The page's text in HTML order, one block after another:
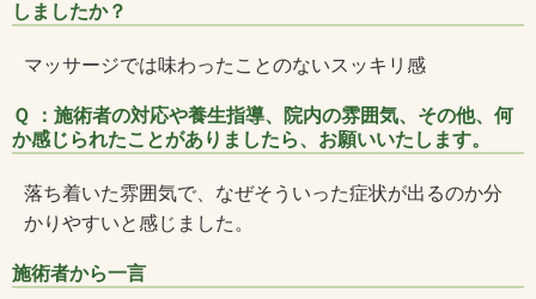
しましたか？
マッサージでは味わったことのないスッキリ感
Ｑ ：施術者の対応や養生指導、院内の雰囲気、その他、何
か感じられたことがありましたら、お願いいたします。
落ち着いた雰囲気で、なぜそういった症状が出るのか分
かりやすいと感じました。
施術者から一言